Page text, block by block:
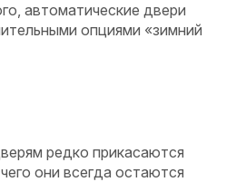
автоматические двери
опциями «зимний
редко прикасаются
они всегда остаются